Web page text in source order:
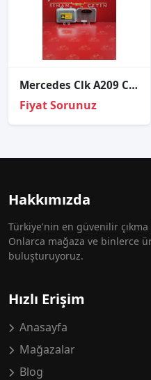
Mercedes Clk A209 C209 Xeno Far Beyni
Fiyat Sorunuz
Hakkımızda
Türkiye'nin en güvenilir
Onlarca mağaza ve binlerce
buluşturuyoruz.
Hızlı Erişim
Anasayfa
Mağazalar
Blog